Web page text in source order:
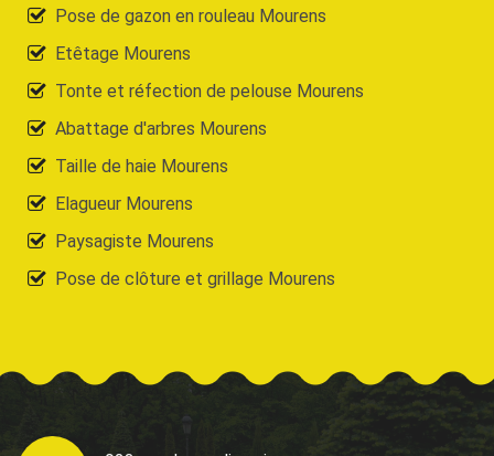
Pose de gazon en rouleau Mourens
Etêtage Mourens
Tonte et réfection de pelouse Mourens
Abattage d'arbres Mourens
Taille de haie Mourens
Elagueur Mourens
Paysagiste Mourens
Pose de clôture et grillage Mourens